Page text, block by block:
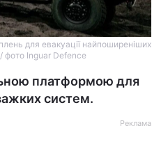
для евакуації найпоширеніших
/ фото Inguar Defence
платформою для
систем.
Реклама